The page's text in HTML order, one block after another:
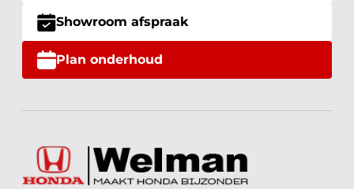
Showroom afspraak
Plan onderhoud